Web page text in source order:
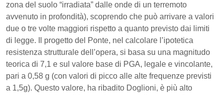
zona del suolo “irradiata” dalle onde di un terremoto
avvenuto in profondità), scoprendo che può arrivare a valori
due o tre volte maggiori rispetto a quanto previsto dai limiti
di legge. Il progetto del Ponte, nel calcolare l’ipotetica
resistenza strutturale dell’opera, si basa su una magnitudo
teorica di 7,1 e sul valore base di PGA, legale e vincolante,
pari a 0,58 g (con valori di picco alle alte frequenze previsti
a 1,5g). Questo valore, ha ribadito Doglioni, è più alto